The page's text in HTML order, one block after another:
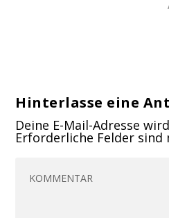
Hinterlasse eine
Deine E-Mail-Adresse
Erforderliche Felder